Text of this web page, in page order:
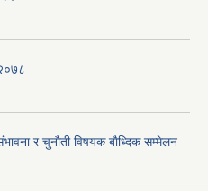
र चुनाैती विषयक बाैध्दिक सम्मेलन